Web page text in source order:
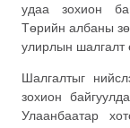
удаа зохион
Төрийн албаны
улирлын шалгалт
Шалгалтыг
зохион
Улаанбаатар